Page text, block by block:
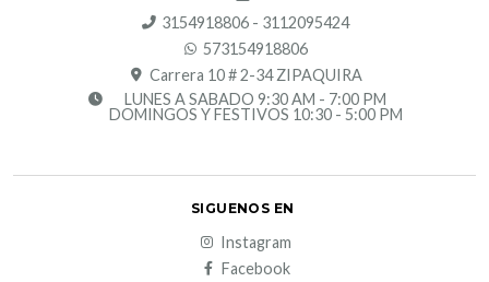
3154918806 - 3112095424
573154918806
Carrera 10 # 2-34 ZIPAQUIRA
LUNES A SABADO 9:30 AM - 7:00 PM
DOMINGOS Y FESTIVOS 10:30 - 5:00 PM
SIGUENOS EN
Instagram
Facebook